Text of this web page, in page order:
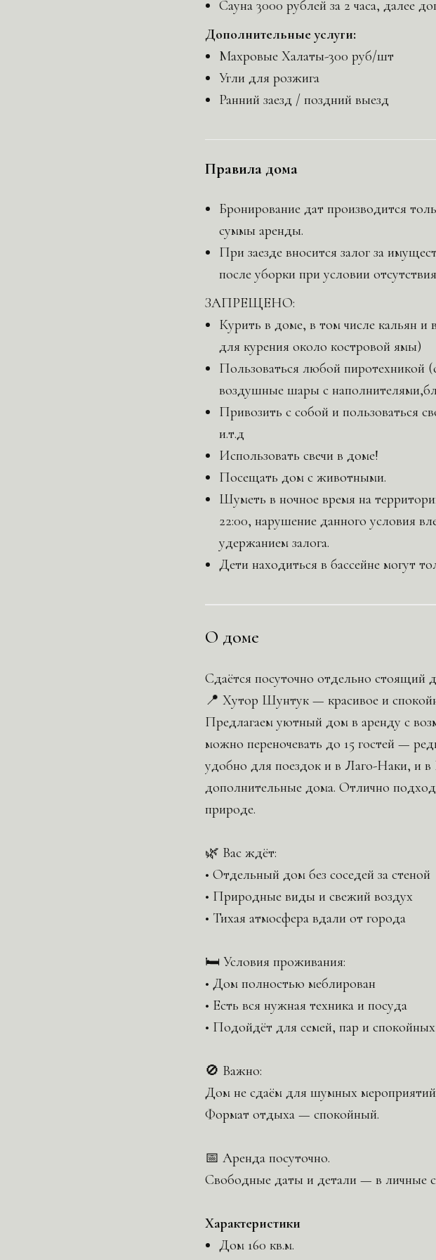
Сауна 3000 рублей за 2 часа, далее
Дополнительные услуги:
Махровые Халаты-300 руб/шт
Угли для розжига
Ранний заезд / поздний выезд
Правила дома
Бронирование дат производится
суммы аренды.
При заезде вносится залог за
после уборки при условии
ЗАПРЕЩЕНО:
Курить в доме, в том числе кальян и
для курения около костровой ямы)
Пользоваться любой пиротехникой
воздушные шары с
Привозить с собой и пользоваться
и.т.д
Использовать свечи в доме!
Посещать дом с животными.
Шуметь в ночное время на
22:00, нарушение данного условия
удержанием залога.
Дети находиться в бассейне могут
О доме
Сдаётся посуточно отдельно стоящий
📍 Хутор Шунтук — красивое и
Предлагаем уютный дом в аренду с
можно переночевать до 15 гостей —
удобно для поездок и в Лаго-Наки, и в
дополнительные дома. Отлично
природе.
🌿 Вас ждёт:
• Отдельный дом без соседей за стеной
• Природные виды и свежий воздух
• Тихая атмосфера вдали от города
🛏 Условия проживания:
• Дом полностью меблирован
• Есть вся нужная техника и посуда
• Подойдёт для семей, пар и
🚫 Важно:
Дом не сдаём для шумных
Формат отдыха — спокойный.
📅 Аренда посуточно.
Свободные даты и детали — в личные
Характеристики
Дом 160 кв.м.